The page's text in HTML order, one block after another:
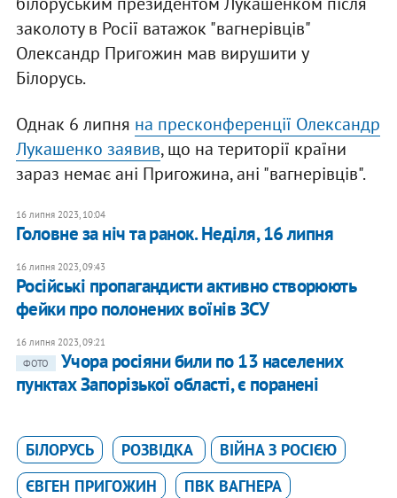
заколоту в Росії ватажок "вагнерівців"
Олександр Пригожин мав вирушити у
Білорусь.
Однак 6 липня на пресконференції Олександр
Лукашенко заявив, що на території країни
зараз немає ані Пригожина, ані "вагнерівців".
16 липня 2023, 10:04
Головне за ніч та ранок. Неділя, 16 липня
16 липня 2023, 09:43
Російські пропагандисти активно створюють
фейки про полонених воїнів ЗСУ
16 липня 2023, 09:21
ФОТО
Учора росіяни били по 13 населених
пунктах Запорізької області, є поранені
БІЛОРУСЬ РОЗВІДКА
ВІЙНА З РОСІЄЮ
ЄВГЕН ПРИГОЖИН
ПВК ВАГНЕРА